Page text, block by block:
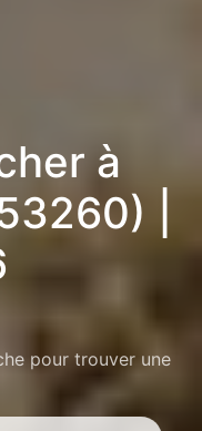
à
|
pour trouver une